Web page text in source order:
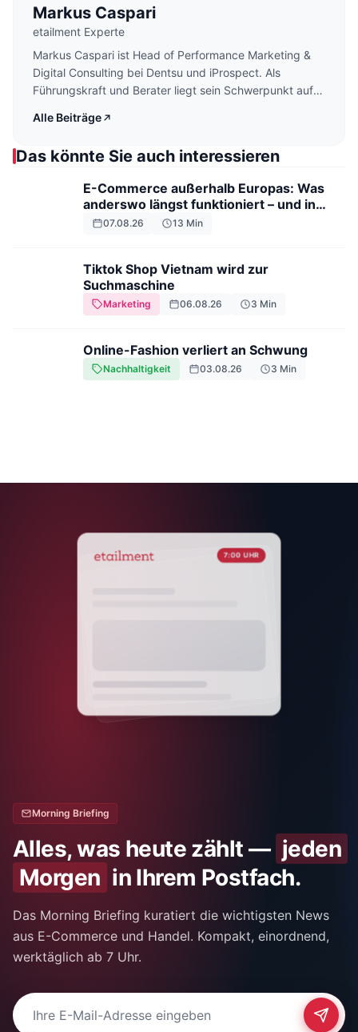
Das könnte Sie auch interessieren
E-Commerce außerhalb Europas: Was
anderswo längst funktioniert – und in
Deutschland (noch) nicht
07.08.26 13 Min
Tiktok Shop Vietnam wird zur
Suchmaschine
Marketing 06.08.26 3 Min
Online-Fashion verliert an Schwung
Nachhaltigkeit 03.08.26 3 Min
Markus Caspari
etailment Experte
Markus Caspari ist Head of Performance Marketing &
Digital Consulting bei Dentsu und iProspect. Als
Führungskraft und Berater liegt sein Schwerpunkt auf
Konsequenzen für Marken. Seine Themen umfassen
Programmatic Advertising und Ad Fraud. Caspari hält
Darmstadt sowie der DHBW Mannheim und Stuttgart
mit Schwerpunkten in Performance Marketing, Social
Media Marketing, Retail Media und Künstlicher
Alle Beiträge
Morning Briefing
Alles, was heute zählt — jeden
Morgen in Ihrem Postfach.
Das Morning Briefing kuratiert die wichtigsten News
aus E-Commerce und Handel. Kompakt, einordnend,
werktäglich ab 7 Uhr.
E-Mail-Adresse für Newsletter
7:00 UHR